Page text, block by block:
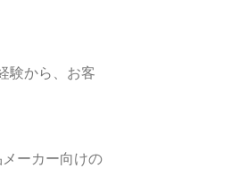
験から、お客
ーカー向けの